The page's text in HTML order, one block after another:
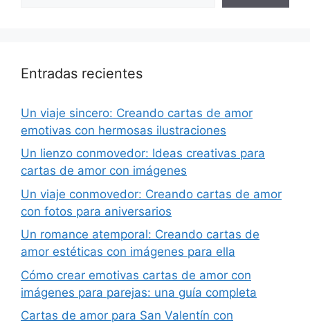
Entradas recientes
Un viaje sincero: Creando cartas de amor
emotivas con hermosas ilustraciones
Un lienzo conmovedor: Ideas creativas para
cartas de amor con imágenes
Un viaje conmovedor: Creando cartas de amor
con fotos para aniversarios
Un romance atemporal: Creando cartas de
amor estéticas con imágenes para ella
Cómo crear emotivas cartas de amor con
imágenes para parejas: una guía completa
Cartas de amor para San Valentín con